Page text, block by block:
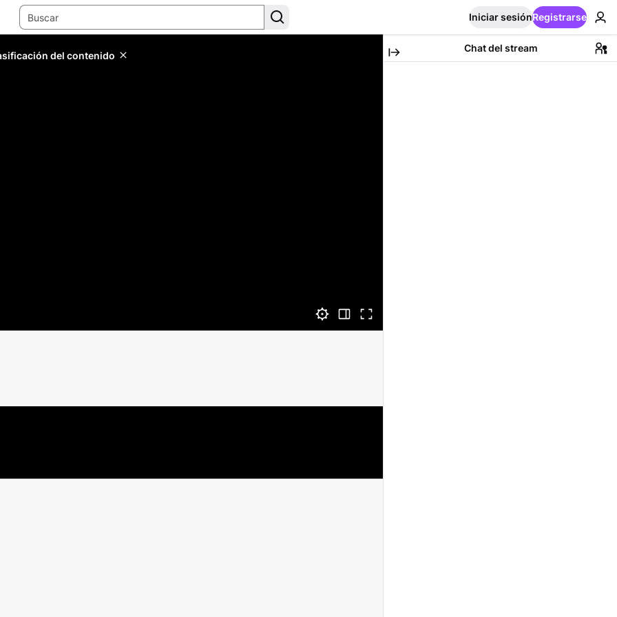
Iniciar sesiónRegistrarse
del contenido
Chat del stream